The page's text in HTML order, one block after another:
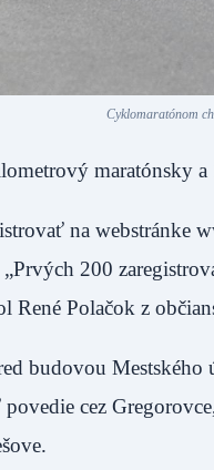
Cyklomaratónom
maratónsky
na webstránke
200
René Polačok z
budovou Mestského
cez